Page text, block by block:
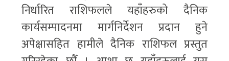
निर्धारित राशिफलले यहाँहरुको दैनिक
कार्यसम्पादनमा मार्गनिर्देशन प्रदान हुने
अपेक्षासहित हामीले दैनिक राशिफल प्रस्तुत